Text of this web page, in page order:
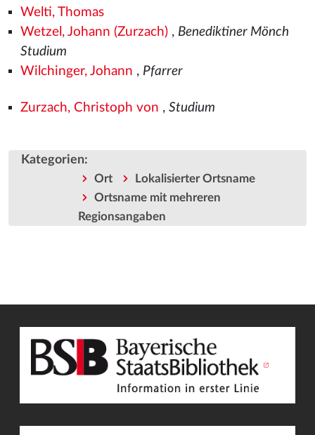
Welti, Thomas
Wetzel, Johann (Zurzach), Benediktiner Mönch
Studium
Wilchinger, Johann , Pfarrer
Zurzach, Christoph von , Studium
Kategorien:
Ort
Lokalisierter Ortsname
Ortsname mit mehreren
Regionsangaben